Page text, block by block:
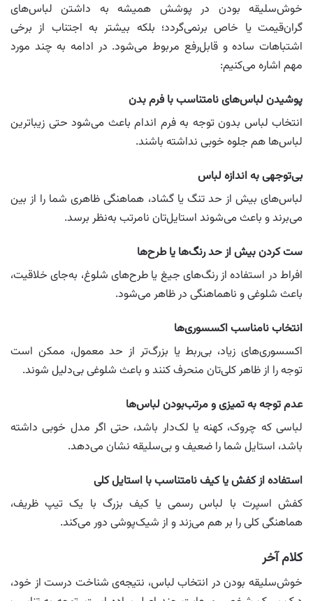
خوش‌سلیقه بودن در پوشش همیشه به داشتن لباس‌های
گران‌قیمت یا خاص برنمی‌گردد؛ بلکه بیشتر به اجتناب از برخی
اشتباهات ساده و قابل‌رفع مربوط می‌شود. در ادامه به چند مورد
مهم اشاره می‌کنیم:
پوشیدن لباس‌های نامتناسب با فرم بدن
انتخاب لباس بدون توجه به فرم اندام باعث می‌شود حتی زیباترین
لباس‌ها هم جلوه خوبی نداشته باشند.
بی‌توجهی به اندازه لباس
لباس‌های بیش از حد تنگ یا گشاد، هماهنگی ظاهری شما را از بین
می‌برند و باعث می‌شوند استایل‌تان نامرتب به‌نظر برسد.
ست کردن بیش از حد رنگ‌ها یا طرح‌ها
افراط در استفاده از رنگ‌های جیغ یا طرح‌های شلوغ، به‌جای خلاقیت،
باعث شلوغی و ناهماهنگی در ظاهر می‌شود.
انتخاب نامناسب اکسسوری‌ها
اکسسوری‌های زیاد، بی‌ربط یا بزرگ‌تر از حد معمول، ممکن است
توجه را از ظاهر کلی‌تان منحرف کنند و باعث شلوغی بی‌دلیل شوند.
عدم توجه به تمیزی و مرتب‌بودن لباس‌ها
لباسی که چروک، کهنه یا لک‌دار باشد، حتی اگر مدل خوبی داشته
باشد، استایل شما را ضعیف و بی‌سلیقه نشان می‌دهد.
استفاده از کفش یا کیف نامتناسب با استایل کلی
کفش اسپرت با لباس رسمی یا کیف بزرگ با یک تیپ ظریف،
هماهنگی کلی را بر هم می‌زند و از شیک‌پوشی دور می‌کند.
کلام آخر
خوش‌سلیقه بودن در انتخاب لباس، نتیجه‌ی شناخت درست از خود،